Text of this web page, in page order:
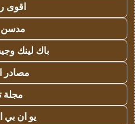
اقوى
باك لينك
مصادر
مجلة
يو ان بي